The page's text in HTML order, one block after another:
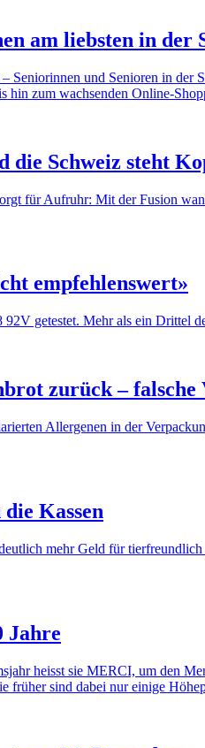
am liebsten in der
Seniorinnen und Senioren in
hin zum wachsenden Online-
die Schweiz steht
für Aufruhr: Mit der Fusion
empfehlenswert»
getestet. Mehr als ein Drittel
zurück –
Allergenen in der
Kassen
mehr Geld für
Jahre
heisst sie MERCI, um den
früher sind dabei nur einige